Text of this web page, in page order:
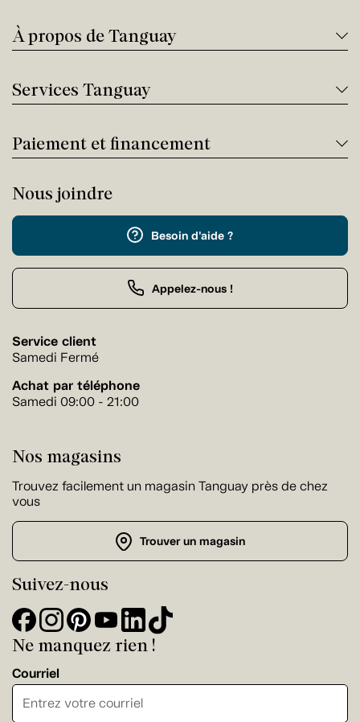
À propos de Tanguay
Services Tanguay
Paiement et financement
Nous joindre
Besoin d'aide ?
Appelez-nous !
Service client
Samedi Fermé
Achat par téléphone
Samedi 09:00 - 21:00
Nos magasins
Trouvez facilement un magasin Tanguay près de chez
vous
Trouver un magasin
Suivez-nous
Ne manquez rien !
Courriel